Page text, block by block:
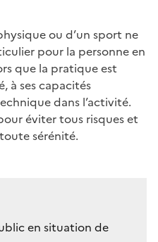
ou d’un sport ne
pour la personne en
que la pratique est
à ses capacités
dans l’activité.
éviter tous risques et
sérénité.
en situation de